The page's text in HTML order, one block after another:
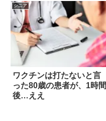
シニア
ワクチンは打たないと言
った80歳の患者が、1時間
後…ええ